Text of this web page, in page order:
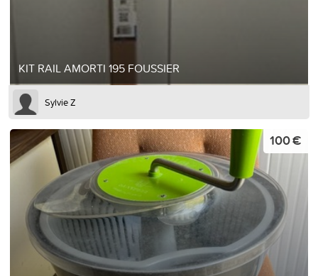
KIT RAIL AMORTI 195 FOUSSIER
Sylvie Z
100 €